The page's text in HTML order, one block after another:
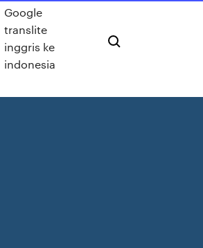
Google
translite
inggris ke
indonesia